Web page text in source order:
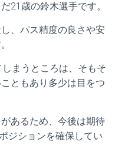
21歳の鈴木選手です。
、パス精度の良さや安
まうところは、そもそ
ともあり多少は目をつ
あるため、今後は期待
ジションを確保してい